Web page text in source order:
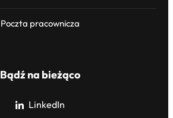
Poczta pracownicza
Bądź na bieżąco
LinkedIn